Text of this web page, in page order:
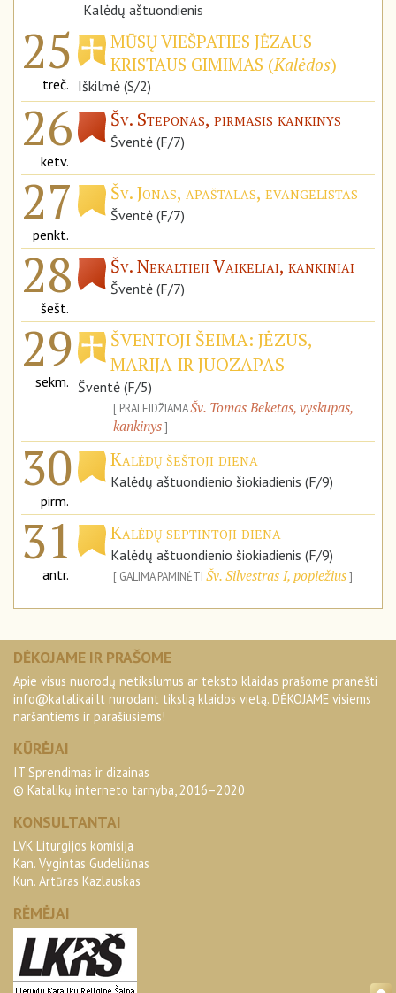
Kalėdų aštuondienis
25
treč.
MŪSŲ VIEŠPATIES JĖZAUS
KRISTAUS GIMIMAS (Kalėdos)
Iškilmė (S/2)
26
ketv.
Šv. Steponas, pirmasis kankinys
Šventė (F/7)
27
penkt.
Šv. Jonas, apaštalas, evangelistas
Šventė (F/7)
28
šešt.
Šv. Nekaltieji Vaikeliai, kankiniai
Šventė (F/7)
29
sekm.
ŠVENTOJI ŠEIMA: JĖZUS,
MARIJA IR JUOZAPAS
Šventė (F/5)
PRALEIDŽIAMAŠv. Tomas Beketas, vyskupas,
kankinys
30
pirm.
Kalėdų šeštoji diena
Kalėdų aštuondienio šiokiadienis (F/9)
31
antr.
Kalėdų septintoji diena
Kalėdų aštuondienio šiokiadienis (F/9)
GALIMA PAMINĖTI Šv. Silvestras I, popiežius
DĖKOJAME IR PRAŠOME
Apie visus nuorodų netikslumus ar teksto klaidas prašome pranešti
info@katalikai.lt nurodant tikslią klaidos vietą. DĖKOJAME visiems
naršantiems ir parašiusiems!
KŪRĖJAI
IT Sprendimas ir dizainas
© Katalikų interneto tarnyba, 2016–2020
KONSULTANTAI
LVK Liturgijos komisija
Kan. Vygintas Gudeliūnas
Kun. Artūras Kazlauskas
RĖMĖJAI